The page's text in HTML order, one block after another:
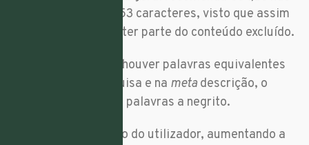
tenha mais do que 153 caracteres, visto que assim
não corre o risco de ter parte do conteúdo excluído.
Para além disso, se houver palavras equivalentes
nos termos de pesquisa e na meta descrição, o
coloca essas palavras a negrito.
Isto chama à atenção do utilizador, aumentando a